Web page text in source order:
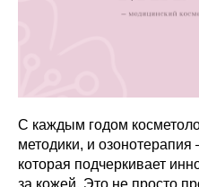
С каждым годом
методики, и
которая подчеркивает
за кожей. Это не просто